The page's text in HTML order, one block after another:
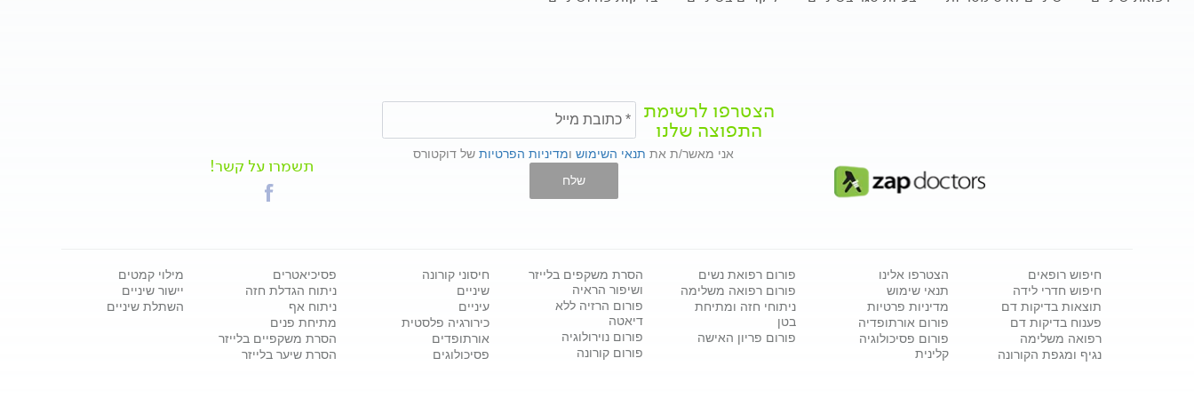
הצטרפו לרשימת
התפוצה שלנו
אני מאשר/ת את תנאי השימוש ומדיניות הפרטיות של דוקטורס
שלח
תשמרו על קשר!
חיפוש רופאים
חיפוש חדרי לידה
תוצאות בדיקות דם
פענוח בדיקות דם
רפואה משלימה
נגיף ומגפת הקורונה
הצטרפו אלינו
תנאי שימוש
מדיניות פרטיות
פורום אורתופדיה
פורום פסיכולוגיה
קלינית
פורום רפואת נשים
פורום רפואה משלימה
ניתוחי חזה ומתיחת
בטן
פורום פריון האישה
הסרת משקפים בלייזר
ושיפור הראיה
פורום הרזיה ללא
דיאטה
פורום נוירולוגיה
פורום קורונה
חיסוני קורונה
שיניים
עיניים
כירורגיה פלסטית
אורתופדים
פסיכולוגים
פסיכיאטרים
ניתוח הגדלת חזה
ניתוח אף
מתיחת פנים
הסרת משקפיים בלייזר
הסרת שיער בלייזר
מילוי קמטים
יישור שיניים
השתלת שיניים